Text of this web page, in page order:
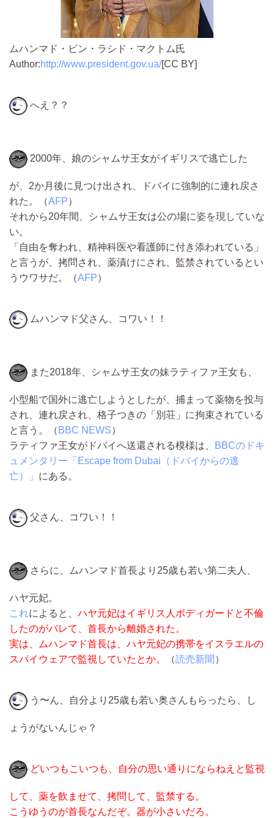
ムハンマド・ビン・ラシド・マクトム氏
Author:http://www.president.gov.ua/[CC BY]
へえ？？
2000年、娘のシャムサ王女がイギリスで逃亡した
が、2か月後に見つけ出され、ドバイに強制的に連れ戻さ
れた。（AFP）
それから20年間、シャムサ王女は公の場に姿を現していな
い。
「自由を奪われ、精神科医や看護師に付き添われている」
と言うが、拷問され、薬漬けにされ、監禁されているとい
うウワサだ。（AFP）
ムハンマド父さん、コワい！！
また2018年、シャムサ王女の妹ラティファ王女も、
小型船で国外に逃亡しようとしたが、捕まって薬物を投与
され、連れ戻され、格子つきの「別荘」に拘束されている
と言う。（ BBC NEWS）
ラティファ王女がドバイへ送還される模様は、
BBCのドキ
ュメンタリー「Escape from Dubai（ドバイからの逃
亡）」 にある。
父さん、コワい！！
さらに、ムハンマド首長より25歳も若い第二夫人、
ハヤ元妃。
これによると、 ハヤ元妃はイギリス人ボディガードと不倫
したのがバレて、首長から離婚された。
実は、ムハンマド首長は、ハヤ元妃の携帯をイスラエルの
スパイウェアで監視していたとか。
（読売新聞 ）
う〜ん、自分より25歳も若い奥さんもらったら、し
ょうがないんじゃ？
どいつもこいつも、自分の思い通りにならねえと監視
して、薬を飲ませて、拷問して、監禁する。
こうゆうのが首長なんだぞ。器が小さいだろ。